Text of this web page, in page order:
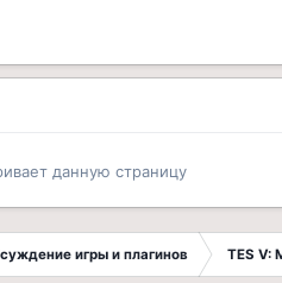
данную страницу
игры и плагинов TES V: